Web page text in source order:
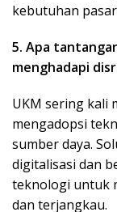
kebutuhan
5. Apa
menghadapi
UKM sering kali
mengadopsi
sumber daya.
digitalisasi dan
teknologi untuk
dan terjangkau.